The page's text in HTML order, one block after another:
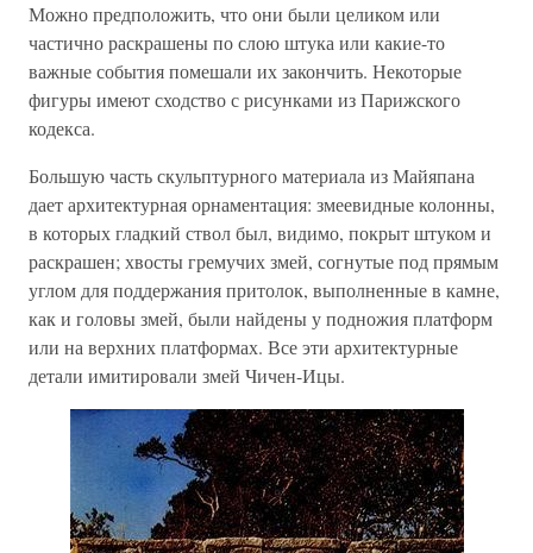
Можно предположить, что они были целиком или
частично раскрашены по слою штука или какие-то
важные события помешали их закончить. Некоторые
фигуры имеют сходство с рисунками из Парижского
кодекса.
Большую часть скульптурного материала из Майяпана
дает архитектурная орнаментация: змеевидные колонны,
в которых гладкий ствол был, видимо, покрыт штуком и
раскрашен; хвосты гремучих змей, согнутые под прямым
углом для поддержания притолок, выполненные в камне,
как и головы змей, были найдены у подножия платформ
или на верхних платформах. Все эти архитектурные
детали имитировали змей Чичен-Ицы.